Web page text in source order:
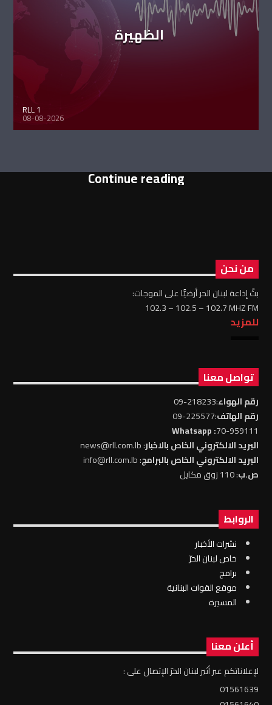
الظهيرة
RLL 1
08-08-2026
Continue reading
من نحن
بثّ إذاعة لبنان الحر أرضيًّا على الموجات:
102.3 – 102.5 – 102.7 MHZ FM
للمزيد
تواصل معنا
رقم الهواء:218233-09
رقم الهاتف:225577-09
70-959111
: Whatsapp
البريد الالكتروني الخاص بالاخبار: news@rll.com.lb
البريد الالكتروني الخاص بالبرامج: info@rll.com.lb
ص.ب: 110 زوق مكايل
الروابط
نشرات الأخبار
خاص لبنان الحرّ
برامج
موقع القوات البنانية
المسيرة
أعلن معنا
لإعلاناتكم عبر أثير لبنان الحرّ الإتصال على :
01561639